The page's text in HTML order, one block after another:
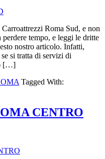
Roma Sud, e non
tempo, e leggi le dritte
nostro articolo. Infatti,
si tratta di servizi di
[…]
Tagged With:
CENTRO